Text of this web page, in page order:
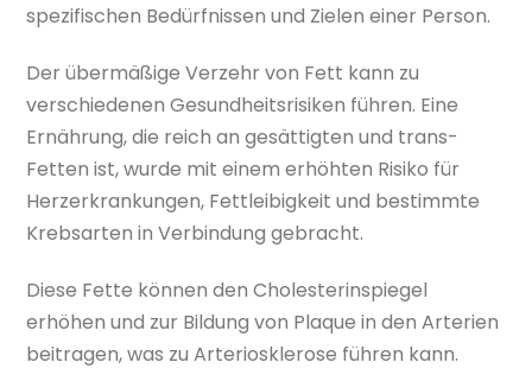
spezifischen Bedürfnissen und Zielen einer Person.
Der übermäßige Verzehr von Fett kann zu
verschiedenen Gesundheitsrisiken führen. Eine
Ernährung, die reich an gesättigten und trans-
Fetten ist, wurde mit einem erhöhten Risiko für
Herzerkrankungen, Fettleibigkeit und bestimmte
Krebsarten in Verbindung gebracht.
Diese Fette können den Cholesterinspiegel
erhöhen und zur Bildung von Plaque in den Arterien
beitragen, was zu Arteriosklerose führen kann.